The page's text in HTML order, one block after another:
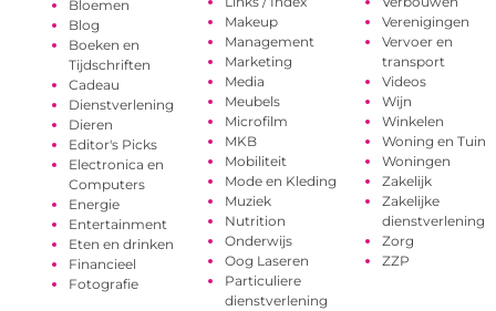
Bloemen
Blog
Boeken en
Tijdschriften
Cadeau
Dienstverlening
Dieren
Editor's Picks
Electronica en
Computers
Energie
Entertainment
Eten en drinken
Financieel
Fotografie
Makeup
Management
Marketing
Media
Meubels
Microfilm
MKB
Mobiliteit
Mode en Kleding
Muziek
Nutrition
Onderwijs
Oog Laseren
Particuliere
dienstverlening
Verenigingen
Vervoer en
transport
Videos
Wijn
Winkelen
Woning en Tuin
Woningen
Zakelijk
Zakelijke
dienstverlening
Zorg
ZZP